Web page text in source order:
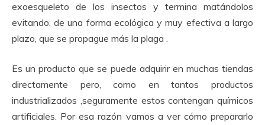
exoesqueleto de los insectos y termina matándolos
evitando, de una forma ecológica y muy efectiva a largo
plazo, que se propague más la plaga .
Es un producto que se puede adquirir en muchas tiendas
directamente pero, como en tantos productos
industrializados ,seguramente estos contengan químicos
artificiales. Por esa razón vamos a ver cómo prepararlo